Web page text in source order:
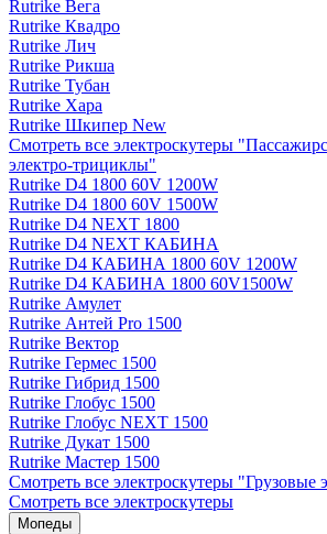
Rutrike Вега
Rutrike Квадро
Rutrike Лич
Rutrike Рикша
Rutrike Тубан
Rutrike Хара
Rutrike Шкипер New
Смотреть все электро­скутеры
электро‑трициклы"
Rutrike D4 1800 60V 1200W
Rutrike D4 1800 60V 1500W
Rutrike D4 NEXT 1800
Rutrike D4 NEXT КАБИНА
Rutrike D4 КАБИНА 1800 60V 1200W
Rutrike D4 КАБИНА 1800 60V1500W
Rutrike Амулет
Rutrike Антей Pro 1500
Rutrike Вектор
Rutrike Гермес 1500
Rutrike Гибрид 1500
Rutrike Глобус 1500
Rutrike Глобус NEXT 1500
Rutrike Дукат 1500
Rutrike Мастер 1500
Смотреть все электро­скутеры "Грузовые
Смотреть все электро­скутеры
Мопеды